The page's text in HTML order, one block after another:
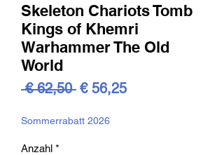
Skeleton Chariots Tomb
Kings of Khemri
Warhammer The Old
World
€ 62,50 Standardpreis
€ 56,25Sale-
Sommerrabatt 2026
Anzahl *